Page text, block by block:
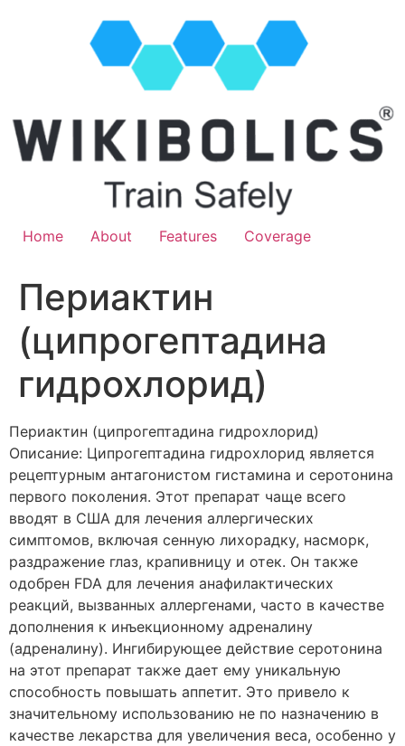
Home About Features Coverage
Периактин
(ципрогептадина
гидрохлорид)
Периактин (ципрогептадина гидрохлорид)
Описание: Ципрогептадина гидрохлорид является
рецептурным антагонистом гистамина и серотонина
первого поколения. Этот препарат чаще всего
вводят в США для лечения аллергических
симптомов, включая сенную лихорадку, насморк,
раздражение глаз, крапивницу и отек. Он также
одобрен FDA для лечения анафилактических
реакций, вызванных аллергенами, часто в качестве
дополнения к инъекционному адреналину
(адреналину). Ингибирующее действие серотонина
на этот препарат также дает ему уникальную
способность повышать аппетит. Это привело к
значительному использованию не по назначению в
качестве лекарства для увеличения веса, особенно у